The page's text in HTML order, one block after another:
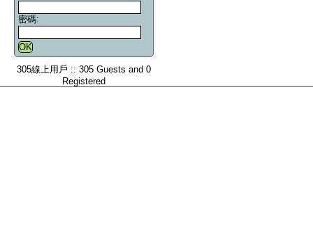
密碼:
305線上用戶 :: 305 Guests and 0
Registered